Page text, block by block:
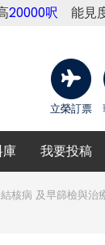
20000呎 能見
立榮訂票
庫 我要投稿
核病 及早篩檢與治